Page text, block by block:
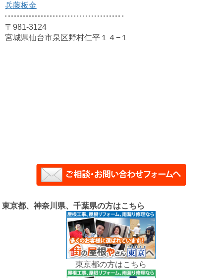
兵藤板金
〒981-3124
宮城県仙台市泉区野村仁平１４−１
東京都、神奈川県、千葉県の方はこちら
東京都の方はこちら